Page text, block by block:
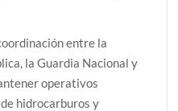
entre la
la Guardia Nacional y
operativos
hidrocarburos y